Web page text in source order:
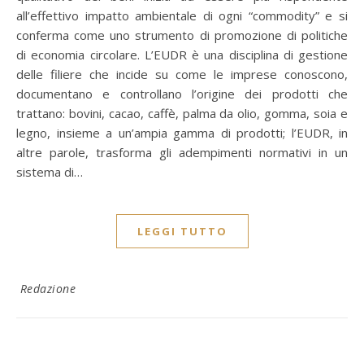
all’effettivo impatto ambientale di ogni “commodity” e si
conferma come uno strumento di promozione di politiche
di economia circolare. L’EUDR è una disciplina di gestione
delle filiere che incide su come le imprese conoscono,
documentano e controllano l’origine dei prodotti che
trattano: bovini, cacao, caffè, palma da olio, gomma, soia e
legno, insieme a un’ampia gamma di prodotti; l’EUDR, in
altre parole, trasforma gli adempimenti normativi in un
sistema di…
LEGGI TUTTO
Redazione